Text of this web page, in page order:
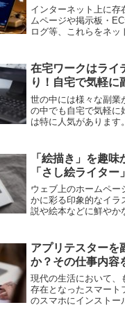
インターネット上に存
ムページや掲示板・
ログ等、これらをネッ
そんな仕事があります
トパトロール」です。
在宅ワークはライ
り！自宅で気軽に
世の中には様々な副業
の中でも自宅で気軽に
は特に人気があります
用して少しでも収入を
ているサラリーマン、
「絵描き」を趣味
「さし絵ライター
ウェブ上のホームペー
かに彩る印象的なイラ
説や絵本などに鮮やか
目を喜ばせてくれてい
絵」を制作する仕事が
アプリテスターを
か？その仕事内容
現代の生活において、
存在となったスマート
のスマホにインストー